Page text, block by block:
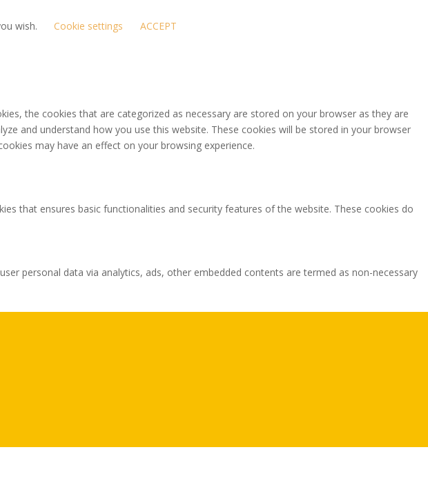
wish. Cookie settings
ACCEPT
the cookies that are categorized as necessary are stored on your browser as they are
and understand how you use this website. These cookies will be stored in your browser
may have an effect on your browsing experience.
that ensures basic functionalities and security features of the website. These cookies do
personal data via analytics, ads, other embedded contents are termed as non-necessary